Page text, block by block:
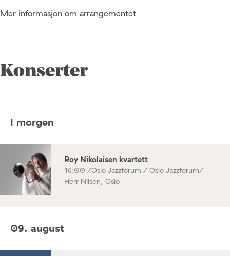
Mer informasjon om arrangementet
Konserter
I morgen
Roy Nikolaisen kvartett
16:00 /Oslo Jazzforum / Oslo Jazzforum/
Herr Nilsen, Oslo
09. august